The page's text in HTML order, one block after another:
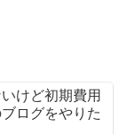
けど初期費用
ログをやりた